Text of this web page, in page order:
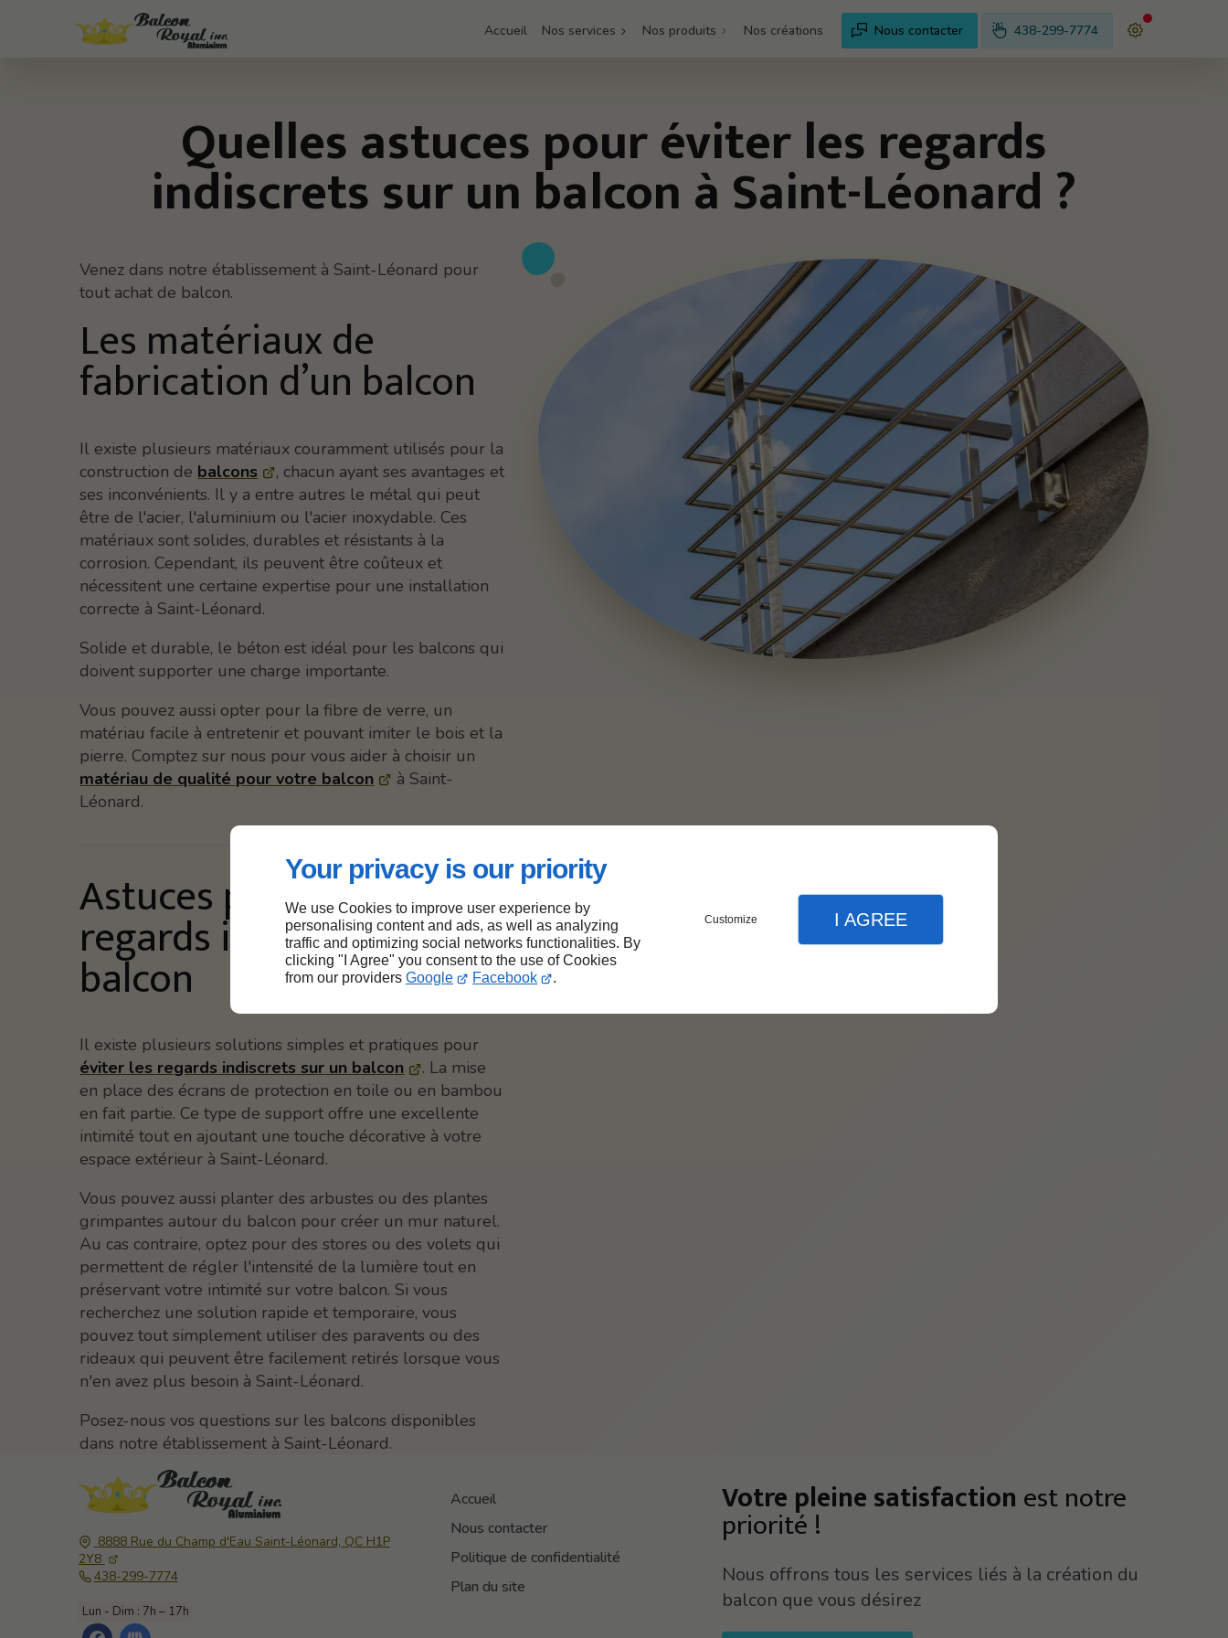
Your privacy is our priority
We use Cookies to improve user experience by
personalising content and ads, as well as analyzing
traffic and optimizing social networks functionalities. By
clicking "I Agree" you consent to the use of Cookies
from our providers Google Facebook .
Customize I AGREE
Accueil Nos services Nos produits Nos créations Nous contacter 438-299-7774
Quelles astuces pour éviter les regards
indiscrets sur un balcon à Saint-Léonard ?
Venez dans notre établissement à Saint-Léonard pour
tout achat de balcon.
Les matériaux de
fabrication d’un balcon
Il existe plusieurs matériaux couramment utilisés pour la
construction de balcons
, chacun ayant ses avantages et
ses inconvénients. Il y a entre autres le métal qui peut
être de l'acier, l'aluminium ou l'acier inoxydable. Ces
matériaux sont solides, durables et résistants à la
corrosion. Cependant, ils peuvent être coûteux et
nécessitent une certaine expertise pour une installation
correcte à Saint-Léonard.
Solide et durable, le béton est idéal pour les balcons qui
doivent supporter une charge importante.
Vous pouvez aussi opter pour la fibre de verre, un
matériau facile à entretenir et pouvant imiter le bois et la
pierre. Comptez sur nous pour vous aider à choisir un
matériau de qualité pour votre balcon
à Saint-
Léonard.
Astuces pour éviter les
regards indiscrets sur un
balcon
Il existe plusieurs solutions simples et pratiques pour
éviter les regards indiscrets sur un balcon
. La mise
en place des écrans de protection en toile ou en bambou
en fait partie. Ce type de support offre une excellente
intimité tout en ajoutant une touche décorative à votre
espace extérieur à Saint-Léonard.
Vous pouvez aussi planter des arbustes ou des plantes
grimpantes autour du balcon pour créer un mur naturel.
Au cas contraire, optez pour des stores ou des volets qui
permettent de régler l'intensité de la lumière tout en
préservant votre intimité sur votre balcon. Si vous
recherchez une solution rapide et temporaire, vous
pouvez tout simplement utiliser des paravents ou des
rideaux qui peuvent être facilement retirés lorsque vous
n'en avez plus besoin à Saint-Léonard.
Posez-nous vos questions sur les balcons disponibles
dans notre établissement à Saint-Léonard.
8888 Rue du Champ d'Eau Saint-Léonard, QC H1P
2Y8
438-299-7774
Lun - Dim : 7h – 17h
Accueil
Nous contacter
Politique de confidentialité
Plan du site
Votre pleine satisfaction est notre
priorité !
Nous offrons tous les services liés à la création du
balcon que vous désirez